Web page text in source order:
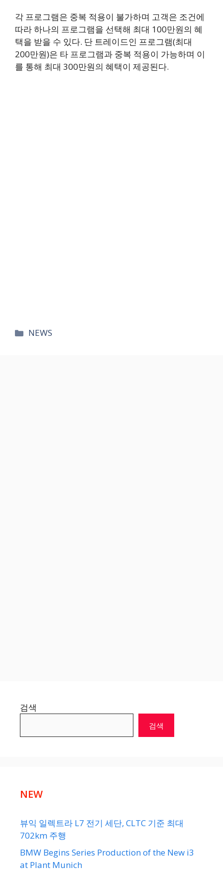
각 프로그램은 중복 적용이 불가하며 고객은 조건에
따라 하나의 프로그램을 선택해 최대 100만원의 혜
택을 받을 수 있다. 단 트레이드인 프로그램(최대
200만원)은 타 프로그램과 중복 적용이 가능하며 이
를 통해 최대 300만원의 혜택이 제공된다.
카
NEWS
검색
검색
NEW
뷰익 일렉트라 L7 전기 세단, CLTC 기준 최대
702km 주행
BMW Begins Series Production of the New i3
at Plant Munich